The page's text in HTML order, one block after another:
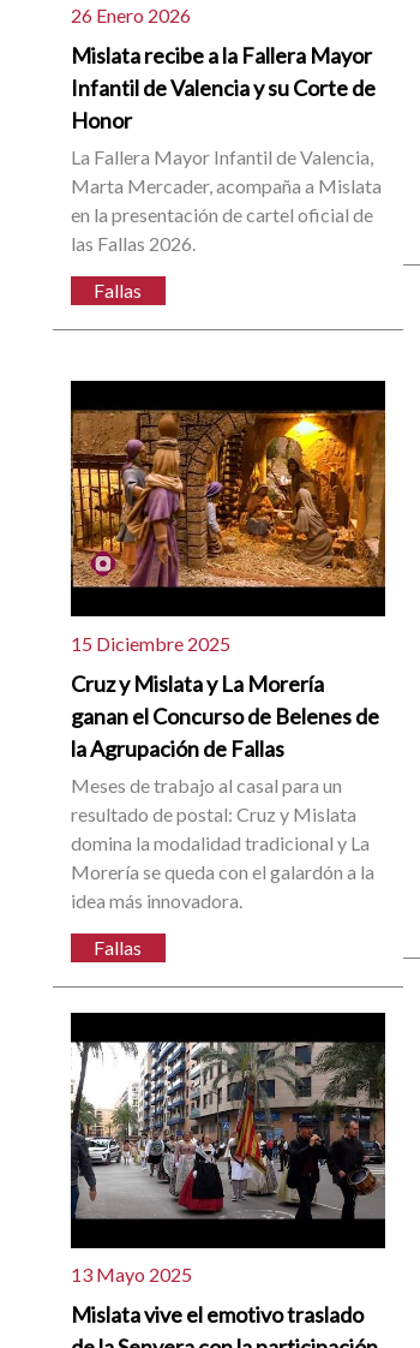
26 Enero 2026
Mislata recibe a la Fallera Mayor
Infantil de Valencia y su Corte de
Honor
La Fallera Mayor Infantil de Valencia,
Marta Mercader, acompaña a Mislata
en la presentación de cartel oficial de
las Fallas 2026.
Fallas
15 Diciembre 2025
Cruz y Mislata y La Morería
ganan el Concurso de Belenes de
la Agrupación de Fallas
Meses de trabajo al casal para un
resultado de postal: Cruz y Mislata
domina la modalidad tradicional y La
Morería se queda con el galardón a la
idea más innovadora.
Fallas
13 Mayo 2025
Mislata vive el emotivo traslado